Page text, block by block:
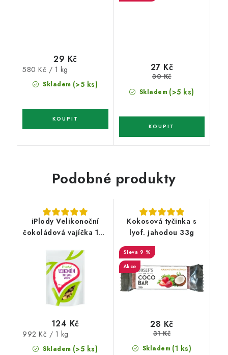
Skladem (>5 ks)
29 Kč
Měrná
cena:
580 Kč / 1 kg
Skladem (>5 ks)
27 Kč
30 Kč
Podobné produkty
iPlody Velikonoční
čokoládová vajíčka 125
Skladem (>5 ks)
124 Kč
Měrná
cena:
992 Kč / 1 kg
Kokosová tyčinka s
lyof. jahodou 33g
9 %
Akce
Skladem (1 ks)
28 Kč
31 Kč